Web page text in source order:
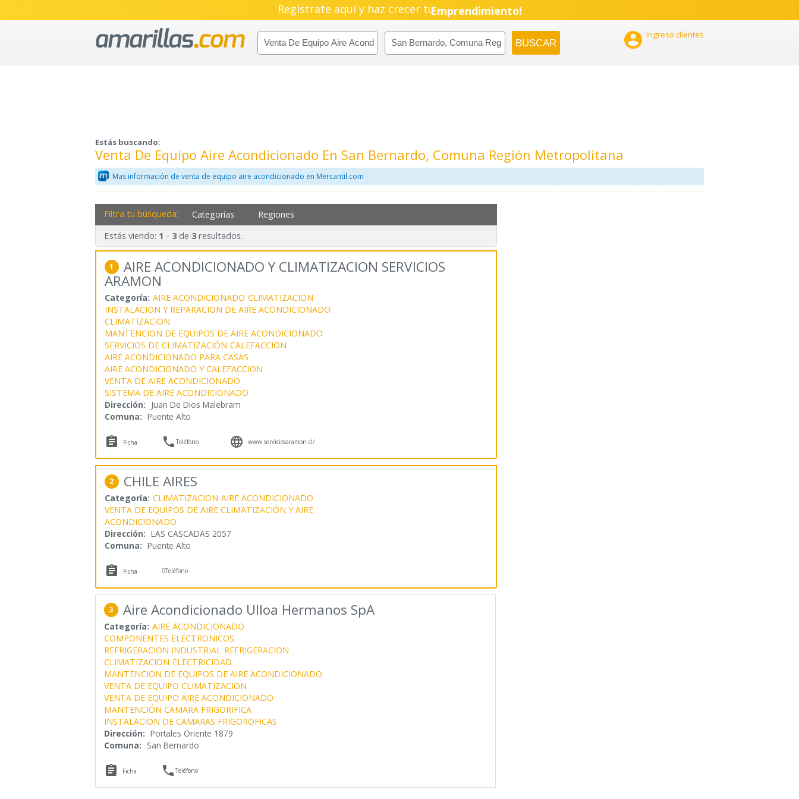
Regístrate aquí y haz crecer tu
Emprendimiento!
 Ingreso clientes
Estás buscando:
Venta De Equipo Aire Acondicionado En San Bernardo, Comuna Región Metropolitana
Mas información de venta de equipo aire acondicionado en Mercantil.com
Filtra tu búsqueda: Categorías Regiones
Estás viendo: 1 - 3de 3resultados.
1 AIRE ACONDICIONADO Y CLIMATIZACION SERVICIOS
ARAMON
Categoría: AIRE ACONDICIONADO CLIMATIZACION
INSTALACION Y REPARACION DE AIRE ACONDICIONADO
CLIMATIZACION
MANTENCION DE EQUIPOS DE AIRE ACONDICIONADO
SERVICIOS DE CLIMATIZACIÓN CALEFACCION
AIRE ACONDICIONADO PARA CASAS
AIRE ACONDICIONADO Y CALEFACCION
VENTA DE AIRE ACONDICIONADO
SISTEMA DE AIRE ACONDICIONADO
Dirección: Juan De Dios Malebram
Comuna: Puente Alto
 Ficha Teléfono  www.serviciosaramon.cl/
2 CHILE AIRES
Categoría: CLIMATIZACION AIRE ACONDICIONADO
VENTA DE EQUIPOS DE AIRE CLIMATIZACIÓN Y AIRE
ACONDICIONADO
Dirección: LAS CASCADAS 2057
Comuna: Puente Alto
 Ficha Teléfono
3 Aire Acondicionado Ulloa Hermanos SpA
Categoría: AIRE ACONDICIONADO
COMPONENTES ELECTRONICOS
REFRIGERACION INDUSTRIAL REFRIGERACION
CLIMATIZACION ELECTRICIDAD
MANTENCION DE EQUIPOS DE AIRE ACONDICIONADO
VENTA DE EQUIPO CLIMATIZACION
VENTA DE EQUIPO AIRE ACONDICIONADO
MANTENCIÓN CAMARA FRIGORIFICA
INSTALACION DE CAMARAS FRIGOROFICAS
Dirección: Portales Oriente 1879
Comuna: San Bernardo
 Ficha Teléfono